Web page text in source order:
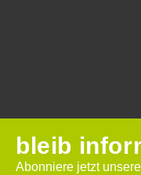
bleib
Abonniere jetzt